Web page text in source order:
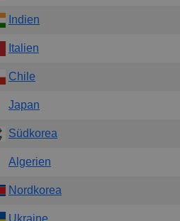
Indien
Italien
Chile
Japan
Südkorea
Algerien
Nordkorea
Ukraine